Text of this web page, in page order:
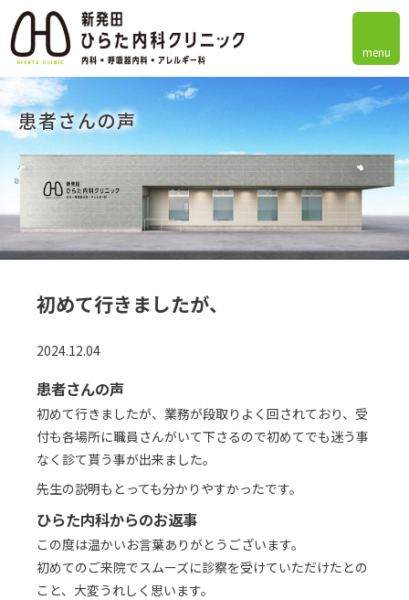
患者さんの声
初めて行きましたが、
2024.12.04
患者さんの声
初めて行きましたが、業務が段取りよく回されており、受
付も各場所に職員さんがいて下さるので初めてでも迷う事
なく診て貰う事が出来ました。
先生の説明もとっても分かりやすかったです。
ひらた内科からのお返事
この度は温かいお言葉ありがとうございます。
初めてのご来院でスムーズに診察を受けていただけたとの
こと、大変うれしく思います。
menu